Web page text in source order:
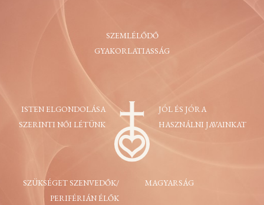
SZEMLÉLŐDŐ
GYAKORLATIASSÁG
ISTEN ELGONDOLÁSA
SZERINTI NŐI LÉTÜNK
JÓL ÉS JÓRA
HASZNÁLNI JAVAINKAT
SZÜKSÉGET SZENVEDŐK/
PERIFÉRIÁN ÉLŐK
MAGYARSÁG